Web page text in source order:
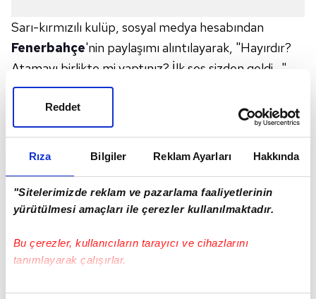
Rıza Bilgiler Reklam Ayarları Hakkında
"Sitelerimizde reklam ve pazarlama faaliyetlerinin
yürütülmesi amaçları ile çerezler kullanılmaktadır.
Bu çerezler, kullanıcıların tarayıcı ve cihazlarını
tanımlayarak çalışırlar.
Bu çerezlere izin vermeniz halinde sizlere özel
Reddet
Sarı-kırmızılı kulüp, sosyal medya hesabından
Fenerbahçe'nin paylaşımı alıntılayarak, "Hayırdır?
Atamayı birlikte mi yaptınız? İlk ses sizden geldi…"
ifadelerini kullandı.
İŞTE O PAYLAŞIM
Hayırdır? Atamayı birlikte mi yaptınız? İlk ses sizden
geldi…
https://t.co/NEgrjFAuBL
2026
Fenerbahçe'den Galatasaray'a flaş
Galatasaray Başkanı Dursun